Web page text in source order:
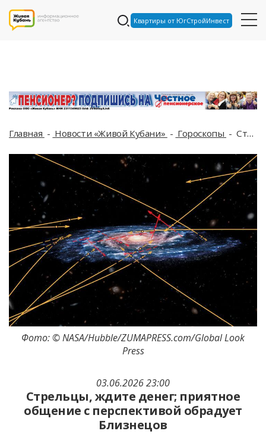
Квартиры от ЮгСтройИнвест
Главная Новости «Живой Кубани» Гороскопы Стрельцы, ждите денег; приятное общение с перспективой обрадует Близнецов
03.06.2026 23:00
Стрельцы, ждите денег; приятное
общение с перспективой обрадует
Близнецов
Фото: © NASA/Hubble/ZUMAPRESS.com/Global Look
Press